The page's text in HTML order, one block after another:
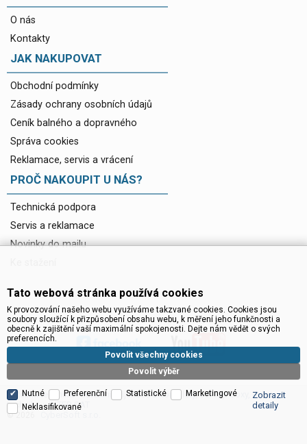
O nás
Kontakty
JAK NAKUPOVAT
Obchodní podmínky
Zásady ochrany osobních údajů
Ceník balného a dopravného
Správa cookies
Reklamace, servis a vrácení
PROČ NAKOUPIT U NÁS?
Technická podpora
Servis a reklamace
Novinky do mailu
Satelitní technika - satelitní přijímače a komplety, set top boxy, dvb-t
technika :: INTER SAT
© 2026
Tato webová stránka používá cookies
K provozování našeho webu využíváme takzvané cookies. Cookies jsou
soubory sloužící k přizpůsobení obsahu webu, k měření jeho funkčnosti a
obecně k zajištění vaší maximální spokojenosti. Dejte nám vědět o svých
preferencích.
Povolit výběr
Povolit všechny cookies
Nutné Preferenční Statistické
Marketingové
Neklasifikované
Zobrazit
detaily